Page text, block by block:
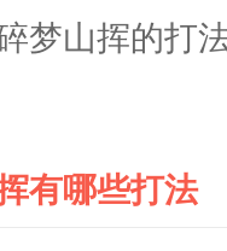
梦山挥的打
有哪些打法